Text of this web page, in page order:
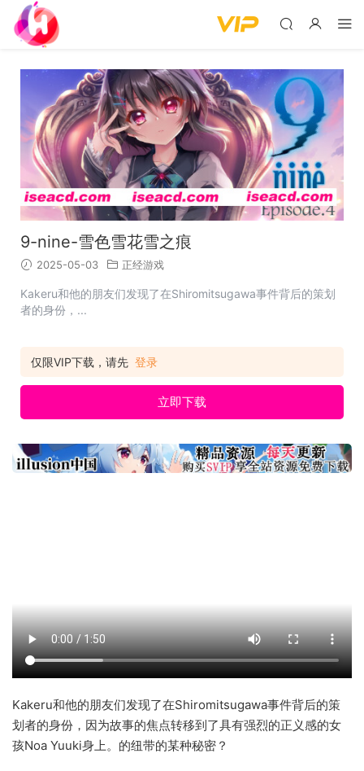
9-nine-雪色雪花雪之痕
2025-05-03 正经游戏
Kakeru和他的朋友们发现了在Shiromitsugawa事件背后的策划
者的身份，...
仅限VIP下载，请先 登录
立即下载
Kakeru和他的朋友们发现了在Shiromitsugawa事件背后的策
划者的身份，因为故事的焦点转移到了具有强烈的正义感的女
孩Noa Yuuki身上。的纽带的某种秘密？